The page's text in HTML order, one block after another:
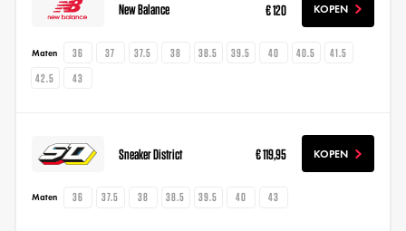
New Balance € 120 KOPEN
Maten 36 37 37.5 38 38.5 39.5 40 40.5
41.5
42.5
43
Sneaker District € 119,95 KOPEN
Maten 36 37.5 38 38.5 39.5 40 43